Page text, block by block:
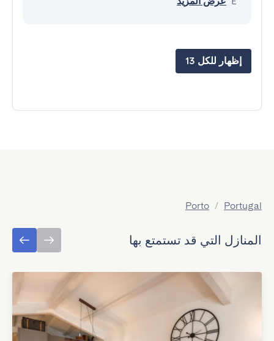
إظهار للكل 13
Portugal
/
Porto
المنازل التي قد تستمتع بها